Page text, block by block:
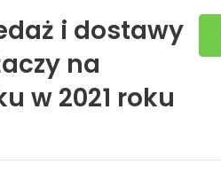
i dostawy
na
w 2021 roku